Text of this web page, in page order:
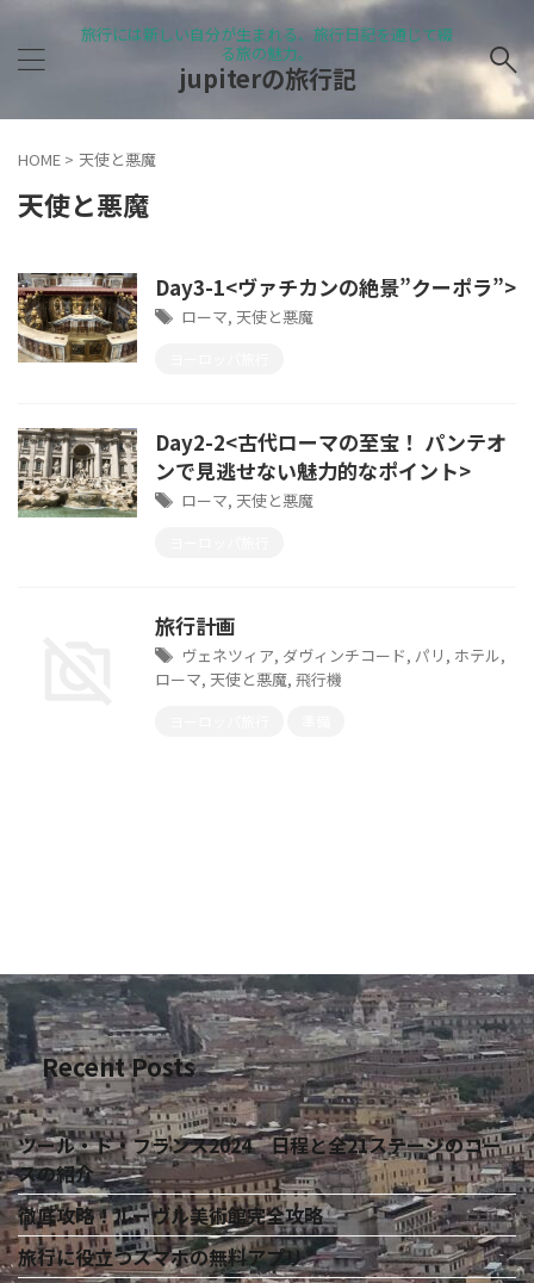
旅行には新しい自分が生まれる、旅行日記を通じて綴
る旅の魅力。
jupiterの旅行記
HOME > 天使と悪魔
天使と悪魔
Day3-1<ヴァチカンの絶景”クーポラ”>
ローマ, 天使と悪魔
Day2-2<古代ローマの至宝！ パンテオ
ンで見逃せない魅力的なポイント>
ローマ, 天使と悪魔
旅行計画
ヴェネツィア, ダヴィンチコード, パリ , ホテル,
ローマ, 天使と悪魔, 飛行機
Recent Posts
ツール・ド・フランス2024 日程と全21ステージのコー
スの紹介
徹底攻略！ルーヴル美術館完全攻略
旅行に役立つスマホの無料アプリ